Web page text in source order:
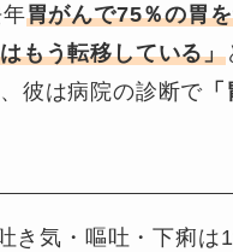
胃がんで75％の胃
もう転移している」
彼は病院の診断で
き気・嘔吐・下痢は